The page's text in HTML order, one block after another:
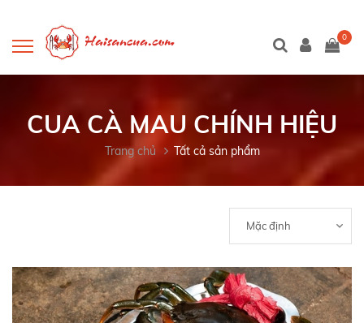
0
CUA CÀ MAU CHÍNH HIỆU
Trang chủ Tất cả sản phẩm